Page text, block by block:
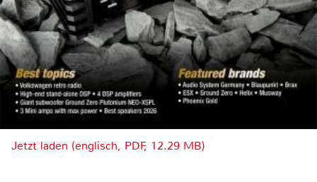
Jetzt laden (englisch, PDF, 12.29 MB)